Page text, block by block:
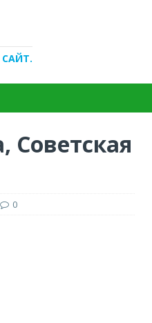
Советская
0